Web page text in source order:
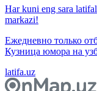
Har kuni eng sara
markazi!
Ежедневно только
Кузница юмора на
latifa.uz